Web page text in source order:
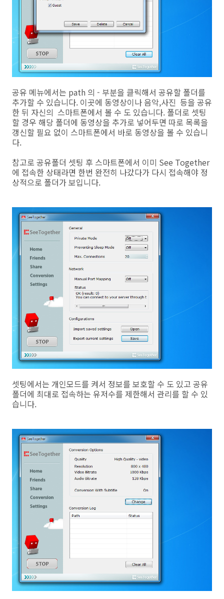
공유 메뉴에서는 path 의 - 부분을 클릭해서 공유할 폴더를
추가할 수 있습니다. 이곳에 동영상이나 음악,사진 등을 공유
한 뒤 자신의 스마트폰에서 볼 수 도 있습니다. 폴더로 셋팅
할 경우 해당 폴더에 동영상을 추가로 넣어두면 따로 목록을
갱신할 필요 없이 스마트폰에서 바로 동영상을 볼 수 있습니
다.
참고로 공유폴더 셋팅 후 스마트폰에서 이미 See Together
에 접속한 상태라면 한번 완전히 나갔다가 다시 접속해야 정
상적으로 폴더가 보입니다.
셋팅에서는 개인모드를 켜서 정보를 보호할 수 도 있고 공유
폴더에 최대로 접속하는 유저수를 제한해서 관리를 할 수 있
습니다.